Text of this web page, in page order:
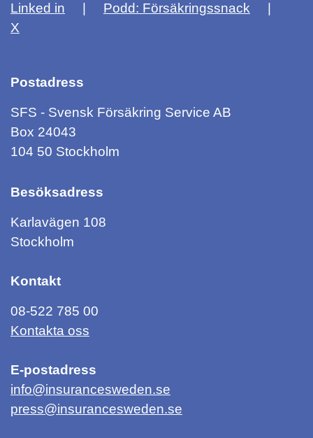
Linked in
Podd: Försäkringssnack
X
Postadress
SFS - Svensk Försäkring Service AB
Box 24043
104 50 Stockholm
Besöksadress
Karlavägen 108
Stockholm
Kontakt
08-522 785 00
Kontakta oss
E-postadress
info@insurancesweden.se
press@insurancesweden.se